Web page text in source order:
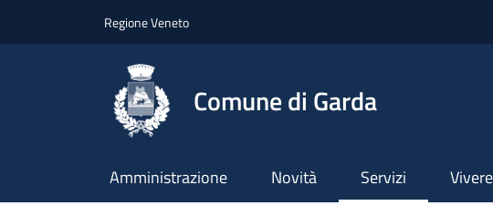
Regione Veneto
Comune di Garda
Amministrazione Novità Servizi